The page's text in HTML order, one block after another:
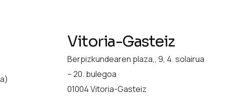
Vitoria-Gasteiz
Berpizkundearen plaza,, 9, 4. solairua
– 20. bulegoa
01004 Vitoria-Gasteiz